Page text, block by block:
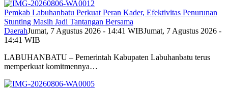
Pemkab Labuhanbatu Perkuat Peran Kader, Efektivitas Penurunan
Stunting Masih Jadi Tantangan Bersama
DaerahJumat, 7 Agustus 2026 - 14:41 WIBJumat, 7 Agustus 2026 -
14:41 WIB
LABUHANBATU – Pemerintah Kabupaten Labuhanbatu terus
memperkuat komitmennya…